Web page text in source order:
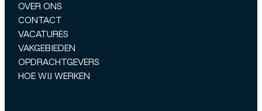
OVER ONS
CONTACT
VACATURES
VAKGEBIEDEN
OPDRACHTGEVERS
HOE WIJ WERKEN